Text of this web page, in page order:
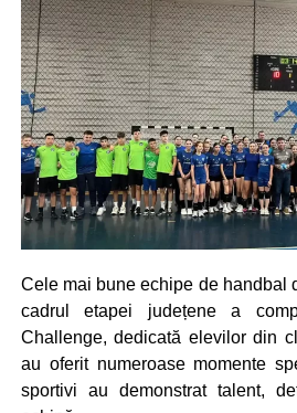
Cele mai bune echipe de handbal
cadrul etapei județene a
Challenge, dedicată elevilor din
au oferit numeroase momente
sportivi au demonstrat talent,